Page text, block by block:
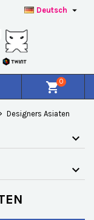
Deutsch 
shopping_cart0
Designers Asiaten
erstellen
Ihrer